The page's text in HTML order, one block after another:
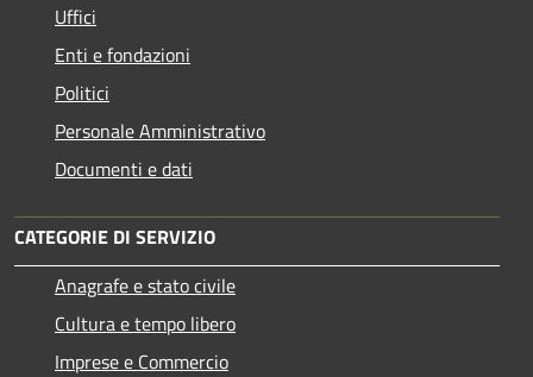
Uffici
Enti e fondazioni
Politici
Personale Amministrativo
Documenti e dati
CATEGORIE DI SERVIZIO
Anagrafe e stato civile
Cultura e tempo libero
Imprese e Commercio